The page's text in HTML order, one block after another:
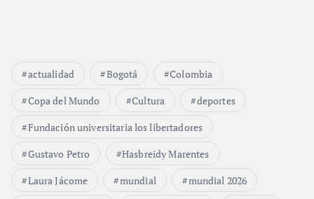
actualidad Bogotá
Colombia
Copa del Mundo
Cultura
deportes
Fundación universitaria los libertadores
Gustavo Petro
Hasbreidy Marentes
Laura Jácome
mundial
mundial 2026